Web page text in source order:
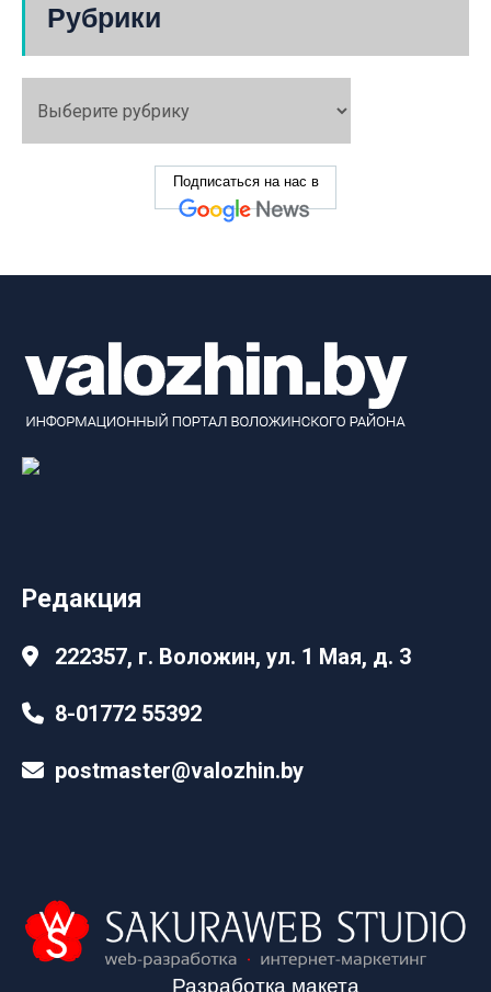
Рубрики
Подписаться на нас в
Редакция
222357, г. Воложин, ул. 1 Мая, д. 3
8-01772 55392
postmaster@valozhin.by
Разработка макета